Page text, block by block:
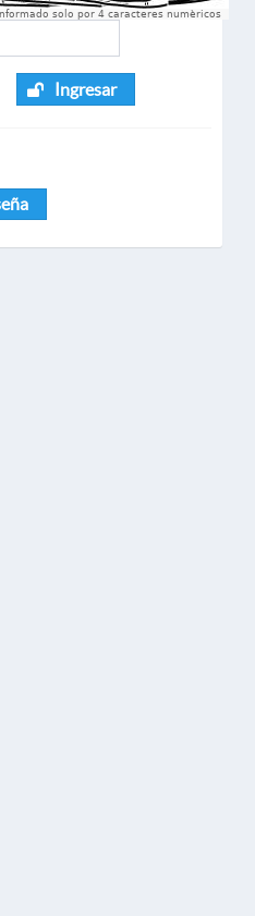
solo por 4 caracteres numèricos
Ingresar